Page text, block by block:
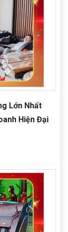
Lớn Nhất
Hiện Đại